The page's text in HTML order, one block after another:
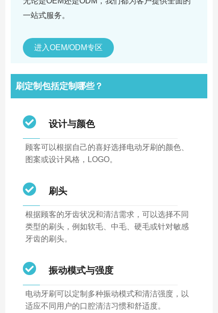
一站式服务。
进入OEM/ODM专区
刷定制包括定制哪些？
设计与颜色
顾客可以根据自己的喜好选择电动牙刷的颜色、
图案或设计风格，LOGO。
刷头
根据顾客的牙齿状况和清洁需求，可以选择不同
类型的刷头，例如软毛、中毛、硬毛或针对敏感
牙齿的刷头。
振动模式与强度
电动牙刷可以定制多种振动模式和清洁强度，以
适应不同用户的口腔清洁习惯和舒适度。